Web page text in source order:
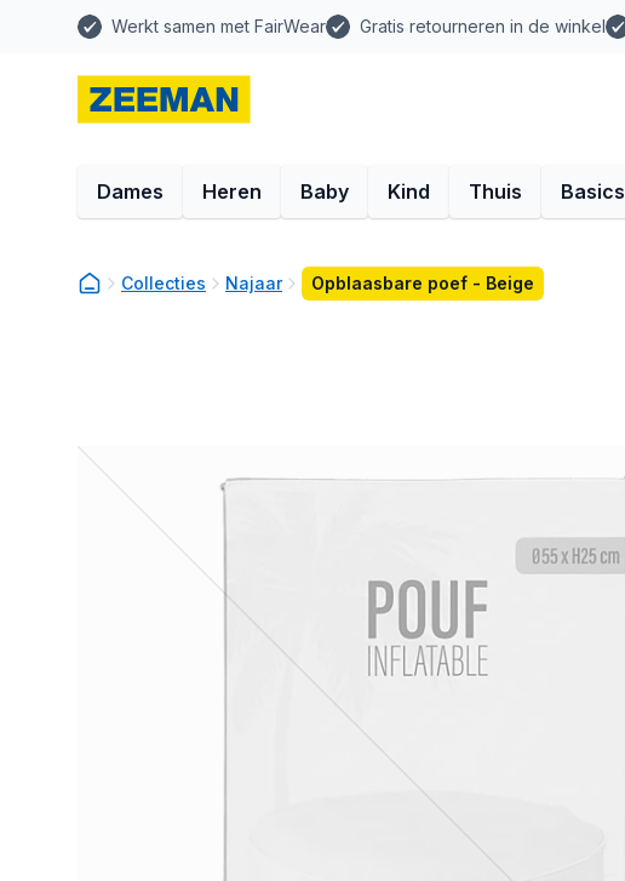
Werkt samen met FairWear Gratis retourneren in de winkel
Dames Heren Baby Kind Thuis Basics
Collecties Najaar Opblaasbare poef - Beige